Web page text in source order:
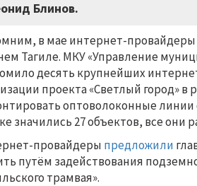
Блинов.
в мае интернет-провайдеры
Тагиле. МКУ «Управление
десять крупнейших
проекта «Светлый город»
оптоволоконные линии
значились 27 объектов, все
провайдеры предложили
путём задействования
трамвая».